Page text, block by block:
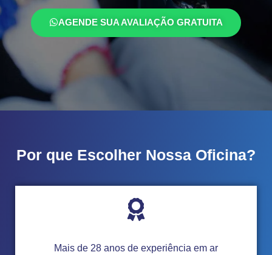
AGENDE SUA AVALIAÇÃO GRATUITA
Por que Escolher Nossa Oficina?
Mais de 28 anos de experiência em ar